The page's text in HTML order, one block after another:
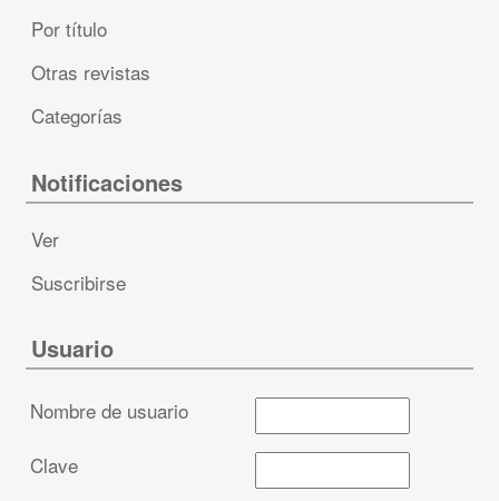
Por título
Otras revistas
Categorías
Notificaciones
Ver
Suscribirse
Usuario
Nombre de usuario
Clave